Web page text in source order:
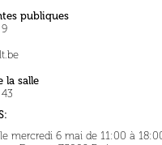
publiques
la salle
le mercredi 6 mai de 11:00 à